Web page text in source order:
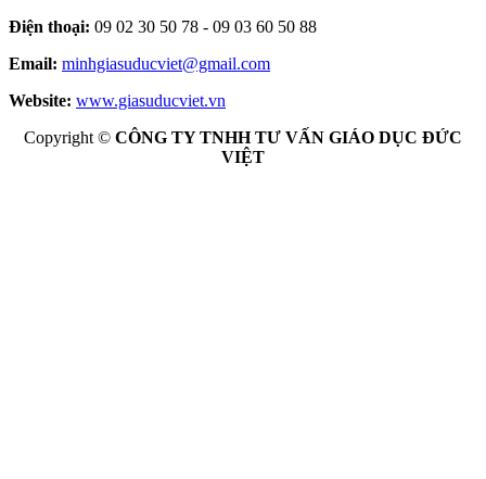
Điện thoại: 09 02 30 50 78 - 09 03 60 50 88
Email: minhgiasuducviet@gmail.com
Website: www.giasuducviet.vn
Copyright © CÔNG TY TNHH TƯ VẤN GIÁO DỤC ĐỨC
VIỆT